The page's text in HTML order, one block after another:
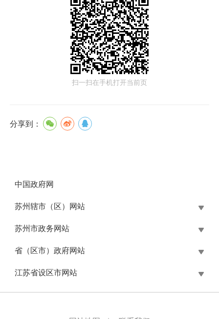
扫一扫在手机打开当前页
分享到：
中国政府网
苏州辖市（区）网站
苏州市政务网站
省（区市）政府网站
江苏省设区市网站